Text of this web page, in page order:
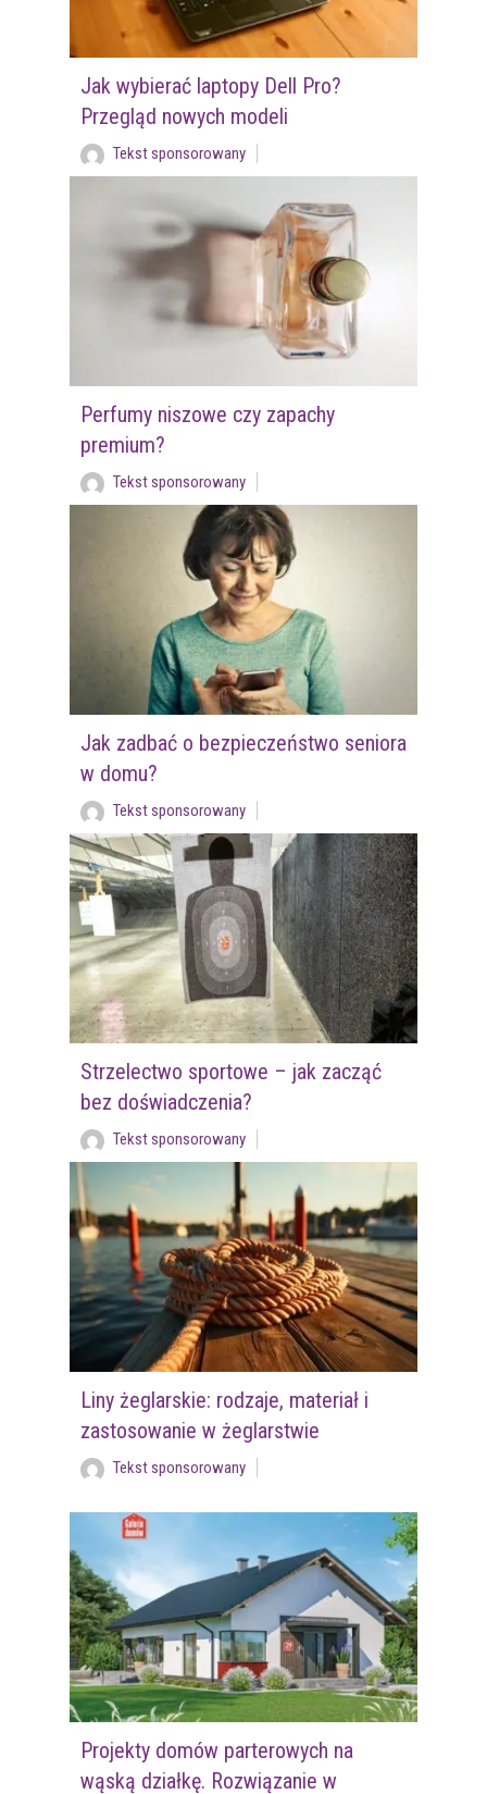
Jak wybierać laptopy Dell Pro?
Przegląd nowych modeli
Tekst sponsorowany
Perfumy niszowe czy zapachy
premium?
Tekst sponsorowany
Jak zadbać o bezpieczeństwo seniora
w domu?
Tekst sponsorowany
Strzelectwo sportowe – jak zacząć
bez doświadczenia?
Tekst sponsorowany
Liny żeglarskie: rodzaje, materiał i
zastosowanie w żeglarstwie
Tekst sponsorowany
Projekty domów parterowych na
wąską działkę. Rozwiązanie w